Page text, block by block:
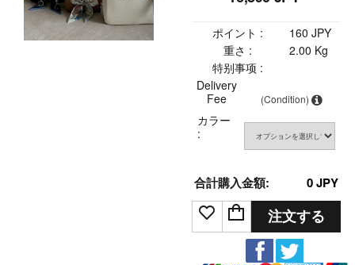
ポイント :
160 JPY
重さ :
2.00 Kg
特别事项 :
Delivery
Fee
(Condition)
カラー
:
合計購入金額: 0JPY
注文する